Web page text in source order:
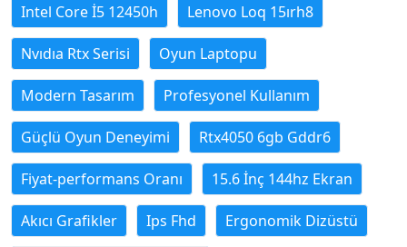
Intel Core İ5 12450h Lenovo Loq 15ırh8
Nvıdıa Rtx Serisi Oyun Laptopu
Modern Tasarım Profesyonel Kullanım
Güçlü Oyun Deneyimi Rtx4050 6gb Gddr6
Fiyat-performans Oranı 15.6 İnç 144hz Ekran
Akıcı Grafikler Ips Fhd Ergonomik Dizüstü